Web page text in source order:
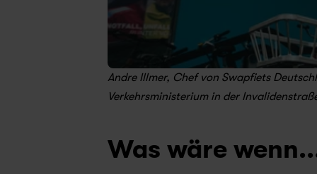
Andre Illmer, Chef von Swapfiets
Verkehrsministerium in der
Was wäre